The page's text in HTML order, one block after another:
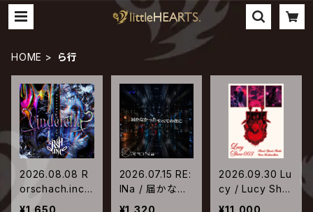
HOME ら行
2026.08.08 R
orschach.inc /
Cinderella
¥1,650
2026.07.15 RE:
lNa / 届かなか
ったすべての夜
¥1,320
2026.09.30 Lu
cy / Lucy Sho
w 003 ～Shou
¥11,000